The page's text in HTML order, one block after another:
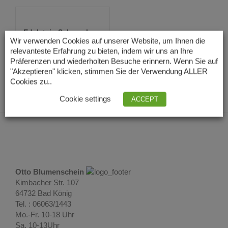
Edelstein Schmuck
Howlith Ohrclip
19,00€–23,00 €
Lieferzeit: 3 – 5 Tage
Otto Blumenschein
Kimbacher Str. 107
64732 Bad König
Tel. : 06063/1443
Mo.-Fr. 10-18 Uhr
Sa. 10-13Uhr
Wir verwenden Cookies auf unserer Website, um Ihnen die
relevanteste Erfahrung zu bieten, indem wir uns an Ihre
Präferenzen und wiederholten Besuche erinnern. Wenn Sie auf
"Akzeptieren" klicken, stimmen Sie der Verwendung ALLER
Cookies zu..
Cookie settings ACCEPT